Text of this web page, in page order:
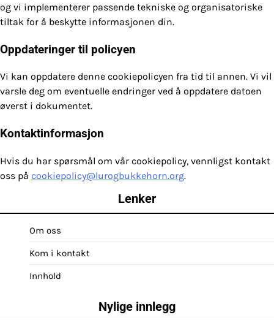
og vi implementerer passende tekniske og organisatoriske
tiltak for å beskytte informasjonen din.
Oppdateringer til policyen
Vi kan oppdatere denne cookiepolicyen fra tid til annen. Vi vil
varsle deg om eventuelle endringer ved å oppdatere datoen
øverst i dokumentet.
Kontaktinformasjon
Hvis du har spørsmål om vår cookiepolicy, vennligst kontakt
oss på cookiepolicy@lurogbukkehorn.org.
Lenker
Om oss
Kom i kontakt
Innhold
Nylige innlegg